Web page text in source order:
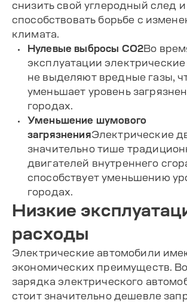
снизить свой углеродный след и
способствовать борьбе с
климата.
Нулевые выбросы CO2Во
эксплуатации
не выделяют вредные газы,
уменьшает уровень
городах.
Уменьшение шумового
загрязненияЭлектрические
значительно тише
двигателей внутреннего
способствует уменьшению
городах.
Низкие
расходы
Электрические автомобили
экономических преимуществ.
зарядка электрического
стоит значительно дешевле